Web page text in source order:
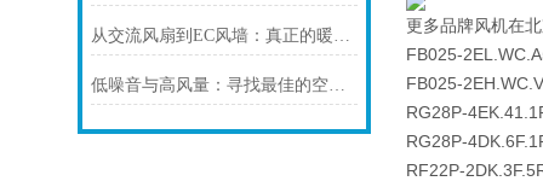
从交流风扇到EC风墙：真正的暖通空调改造，节能高达69%
低噪音与高风量：寻找最佳的空气净化器风机
更多品牌风机在
FB025-
FB025-
RG28P-
RG28P-
RF22P-